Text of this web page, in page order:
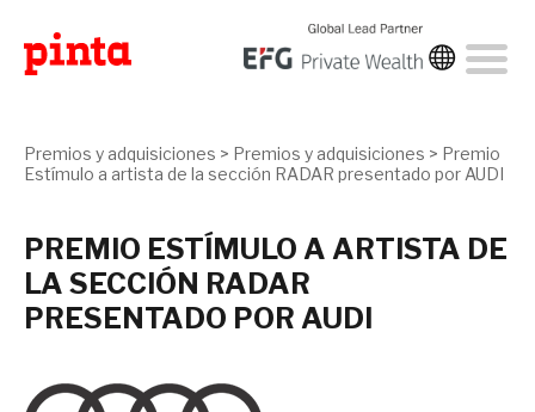
Premios y adquisiciones > Premios y adquisiciones > Premio
Estímulo a artista de la sección RADAR presentado por AUDI
PREMIO ESTÍMULO A ARTISTA DE
LA SECCIÓN RADAR
PRESENTADO POR AUDI